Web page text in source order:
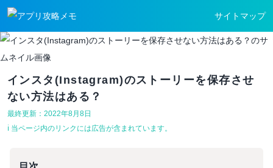
サイトマップ
インスタ(Instagram)のストーリーを保存させ
ない方法はある？
最終更新：2022年8月8日
ℹ︎ 当ページ内のリンクには広告が含まれています。